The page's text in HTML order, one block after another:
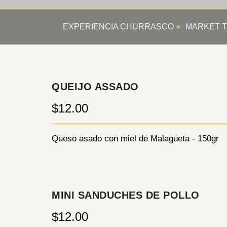
EXPERIENCIA CHURRASCO MARKET
QUEIJO ASSADO
$12.00
Queso asado con miel de Malagueta - 150gr
MINI SANDUCHES DE POLLO
$12.00